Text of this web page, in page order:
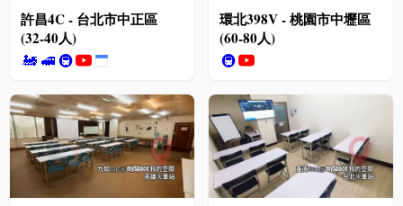
許昌4C - 台北市中正區
(32-40人)
🚂 🚅 🚇
環北398V - 桃園市中壢區
(60-80人)
🚇